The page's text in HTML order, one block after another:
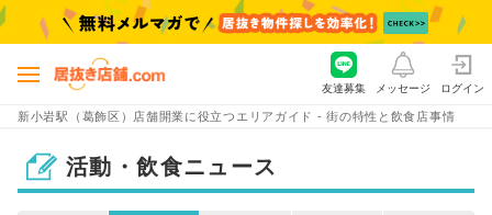
新小岩駅（葛飾区）店舗開業に役立つエリアガイド - 街の特性と飲食店事情
友達募集 メッセージ ログイン
活動・飲食ニュース